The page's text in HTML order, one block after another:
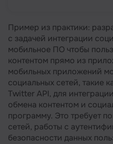
Пример из практики:
с задачей интеграции
мобильное ПО чтобы
контентом прямо из
мобильных приложений
социальных сетей, такие
Twitter API, для
обмена контентом и
программу. Это требует
сетей, работы с
безопасности данных